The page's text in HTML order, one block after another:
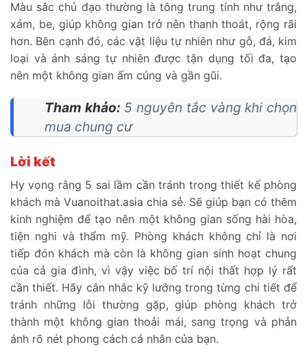
Màu sắc chủ đạo thường là tông trung tính như trắng,
xám, be, giúp không gian trở nên thanh thoát, rộng rãi
hơn. Bên cạnh đó, các vật liệu tự nhiên như gỗ, đá, kim
loại và ánh sáng tự nhiên được tận dụng tối đa, tạo
nên một không gian ấm cúng và gần gũi.
Tham khảo: 5 nguyên tắc vàng khi chọn
mua chung cư
Lời kết
Hy vọng rằng 5 sai lầm cần tránh trong thiết kế phòng
khách mà Vuanoithat.asia chia sẻ. Sẽ giúp bạn có thêm
kinh nghiệm để tạo nên một không gian sống hài hòa,
tiện nghi và thẩm mỹ. Phòng khách không chỉ là nơi
tiếp đón khách mà còn là không gian sinh hoạt chung
của cả gia đình, vì vậy việc bố trí nội thất hợp lý rất
cần thiết. Hãy cân nhắc kỹ lưỡng trong từng chi tiết để
tránh những lỗi thường gặp, giúp phòng khách trở
thành một không gian thoải mái, sang trọng và phản
ánh rõ nét phong cách cá nhân của bạn.